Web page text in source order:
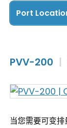
Fast(10)
Port
PVV-200 |
当您需要可变